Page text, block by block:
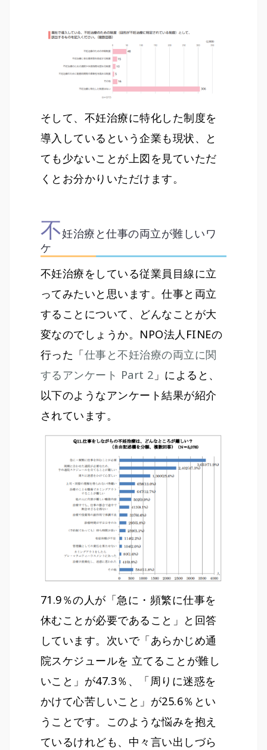
そして、不妊治療に特化した制度を
導入しているという企業も現状、と
ても少ないことが上図を見ていただ
くとお分かりいただけます。
不妊治療と仕事の両立が難しいワ
ケ
不妊治療をしている従業員目線に立
ってみたいと思います。仕事と両立
することについて、どんなことが大
変なのでしょうか。NPO法人FINEの
行った「仕事と不妊治療の両立に関
するアンケート Part 2 」によると、
以下のようなアンケート結果が紹介
されています。
71.9％の人が「急に・頻繁に仕事を
休むことが必要であること」と回答
しています。次いで「あらかじめ通
院スケジュールを 立てることが難し
いこと」が47.3％、「周りに迷惑を
かけて心苦しいこと」が25.6％とい
うことです。このような悩みを抱え
ているけれども、中々言い出しづら